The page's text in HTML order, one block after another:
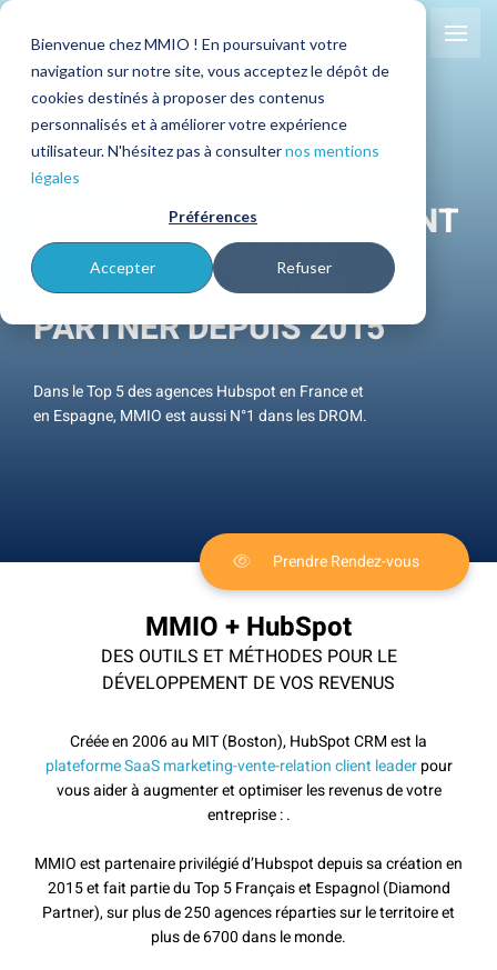
Bienvenue chez MMIO ! En poursuivant votre
navigation sur notre site, vous acceptez le dépôt de
cookies destinés à proposer des contenus
personnalisés et à améliorer votre expérience
utilisateur. N'hésitez pas à consulternos mentions
légales
Préférences
Accepter Refuser
Accueil
MARKETING MANAGEMENT
IO (MMIO), AGENCE
HUBSPOT DIAMOND
PARTNER DEPUIS 2015
Dans le Top 5 des agences Hubspot en France et
en Espagne, MMIO est aussi N°1 dans les DROM.
Prendre Rendez-vous
MMIO + HubSpot
DES OUTILS ET MÉTHODES POUR LE
DÉVELOPPEMENT DE VOS REVENUS
Créée en 2006 au MIT (Boston), HubSpot CRM est la
plateforme SaaS marketing-vente-relation client leaderpour
vous aider à augmenter et optimiser les revenus de votre
entreprise : .
MMIO est partenaire privilégié d’Hubspot depuis sa création en
2015 et fait partie du Top 5 Français et Espagnol (Diamond
Partner), sur plus de 250 agences réparties sur le territoire et
plus de 6700 dans le monde.